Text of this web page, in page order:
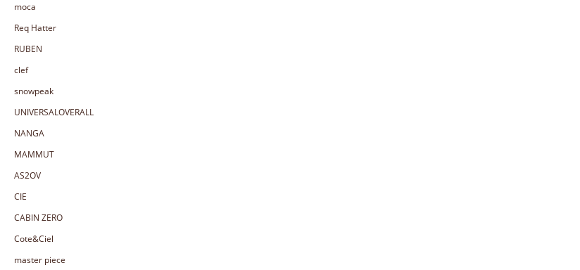
moca
Req Hatter
RUBEN
clef
snowpeak
UNIVERSALOVERALL
NANGA
MAMMUT
AS2OV
CIE
CABIN ZERO
Cote&Ciel
master piece